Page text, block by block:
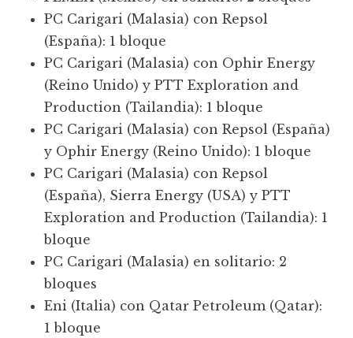
PC Carigari (Malasia) con Repsol
(España): 1 bloque
PC Carigari (Malasia) con Ophir Energy
(Reino Unido) y PTT Exploration and
Production (Tailandia): 1 bloque
PC Carigari (Malasia) con Repsol (España)
y Ophir Energy (Reino Unido): 1 bloque
PC Carigari (Malasia) con Repsol
(España), Sierra Energy (USA) y PTT
Exploration and Production (Tailandia): 1
bloque
PC Carigari (Malasia) en solitario: 2
bloques
Eni (Italia) con Qatar Petroleum (Qatar):
1 bloque